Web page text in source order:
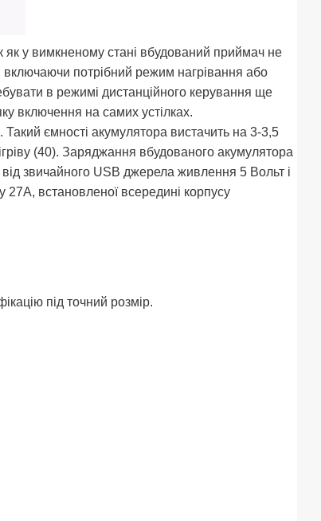
у вимкненому стані вбудований приймач не
включаючи потрібний режим нагрівання або
в режимі дистанційного керування ще
включення на самих устілках.
ємності акумулятора вистачить на 3-3,5
(40). Заряджання вбудованого акумулятора
звичайного USB джерела живлення 5 Вольт і
встановленої всередині корпусу
під точний розмір.